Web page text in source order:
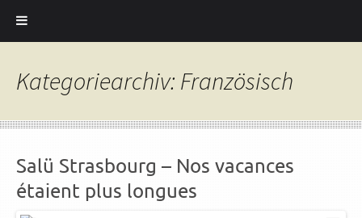
Kategoriearchiv: Französisch
Salü Strasbourg – Nos vacances
étaient plus longues